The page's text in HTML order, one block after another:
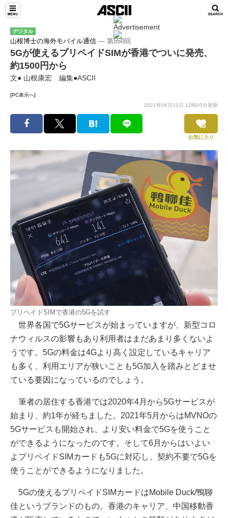
デジタル
山根博士の海外モバイル通信 ― 第550回
5Gが使えるプリペイドSIMが香港でついに発売、
約1500円から
文● 山根康宏 編集●ASCII
[PC表示へ]
2021年06月11日 12時00分更新
お気に入り
プリペイドSIMで香港の5Gを試す
世界各国で5Gサービスが始まっていますが、新型コロ
ナウィルスの影響もあり利用者はまだあまり多くないよ
うです。5Gの料金は4Gより高く設定しているキャリア
も多く、利用エリアが狭いことも5G加入を踏みとどませ
ている要因になっているのでしょう。
筆者の居住する香港では2020年4月から5Gサービスが
始まり、約1年が経ちました。2021年5月からはMVNOの
5Gサービスも開始され、より安い料金で5Gを使うこと
ができるようになったのです。そして6月からはいよい
よプリペイドSIMカードも5Gに対応し、契約不要で5Gを
使うことができるようになりました。
5Gの使えるプリペイドSIMカードはMobile Duck/鴨聊
佳というブランドのもの。香港のキャリア、中国移動香